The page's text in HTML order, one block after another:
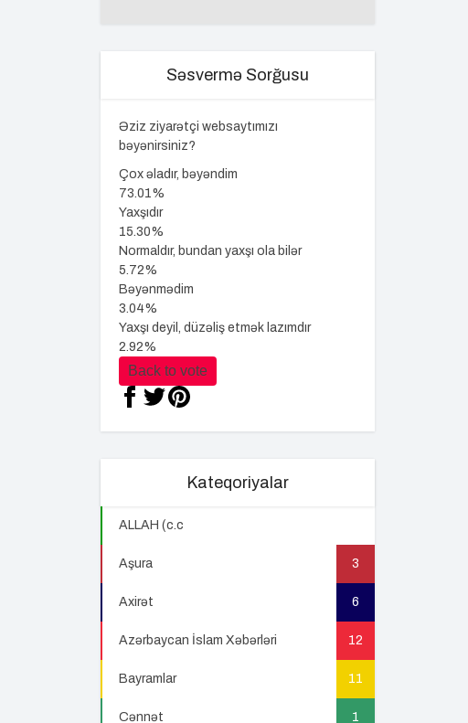
Səsvermə Sorğusu
Əziz ziyarətçi websaytımızı
bəyənirsiniz?
Çox əladır, bəyəndim
73.01%
Yaxşıdır
15.30%
Normaldır, bundan yaxşı ola bilər
5.72%
Bəyənmədim
3.04%
Yaxşı deyil, düzəliş etmək lazımdır
2.92%
Back to vote
Kateqoriyalar
ALLAH (c.c
Aşura 3
Axirət 6
Azərbaycan İslam Xəbərləri 12
Bayramlar 11
Cənnət 1